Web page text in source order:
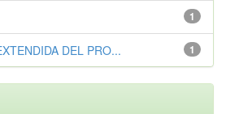
1
1
DEL PRO...